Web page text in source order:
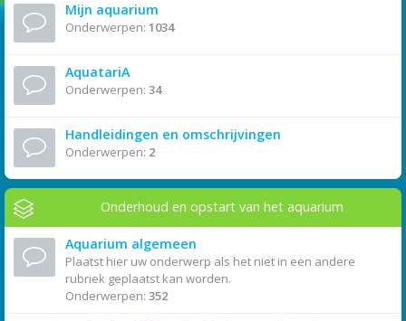
Mijn aquarium
Onderwerpen: 1034
AquatariA
Onderwerpen: 34
Handleidingen en omschrijvingen
Onderwerpen: 2
Onderhoud en opstart van het aquarium
Aquarium algemeen
Plaatst hier uw onderwerp als het niet in een andere
rubriek geplaatst kan worden.
Onderwerpen: 352